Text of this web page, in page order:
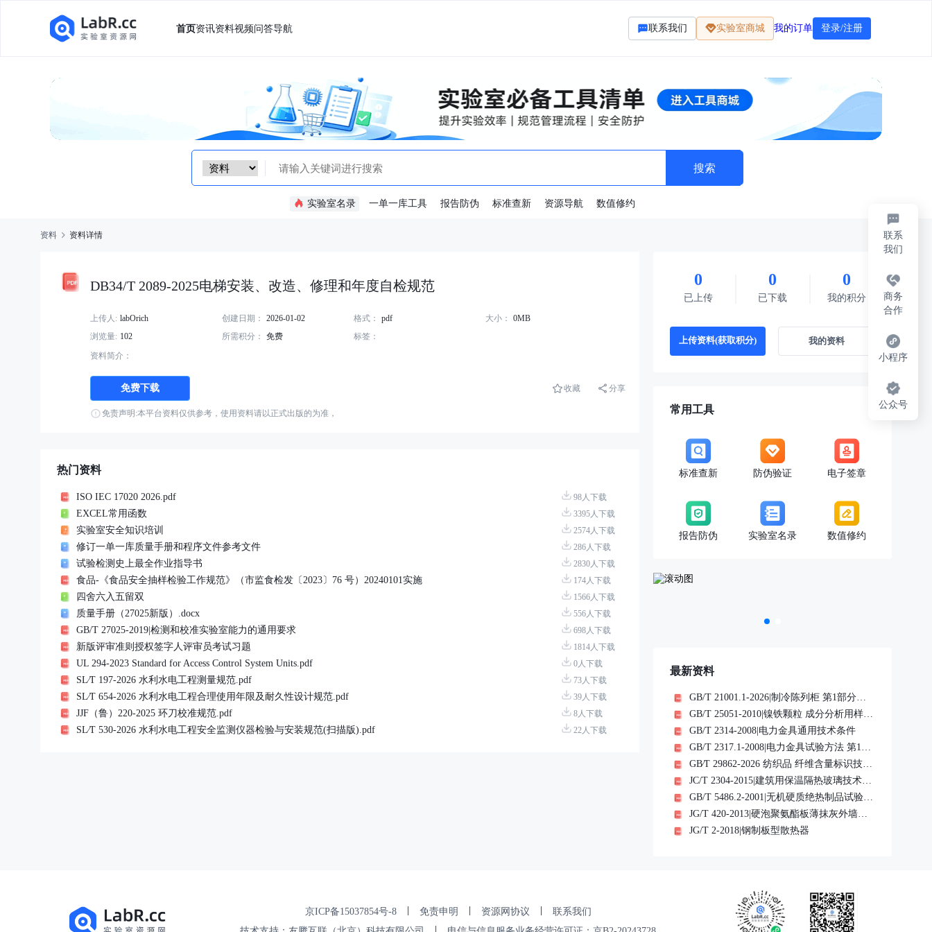
首页资讯资料视频问答导航 联系我们 实验室商城 我的订单 登录/注册
实验室名录 一单一库工具 报告防伪 标准查新 资源导航 数值修约
资料 资料详情
DB34/T 2089-2025电梯安装、改造、修理和年度自检规范
上传人: labOrich 创建日期： 2026-01-02 格式： pdf 大小：
0MB
浏览量: 102 所需积分： 免费
标签：
资料简介：
免费下载 收藏 分享
免责声明:本平台资料仅供参考，使用资料请以正式出版的为准，
热门资料
ISO IEC 17020 2026.pdf 98人下载
EXCEL常用函数 3395人下载
实验室安全知识培训 2574人下载
修订一单一库质量手册和程序文件参考文件 286人下载
试验检测史上最全作业指导书 2830人下载
食品-《食品安全抽样检验工作规范》（市监食检发〔2023〕76 号）20240101实施 174人下载
四舍六入五留双 1566人下载
质量手册（27025新版）.docx 556人下载
GB/T 27025-2019|检测和校准实验室能力的通用要求 698人下载
新版评审准则授权签字人评审员考试习题 1814人下载
UL 294-2023 Standard for Access Control System Units.pdf 0人下载
SL∕T 197-2026 水利水电工程测量规范.pdf 73人下载
SL∕T 654-2026 水利水电工程合理使用年限及耐久性设计规范.pdf 39人下载
JJF（鲁）220-2025 环刀校准规范.pdf 8人下载
SL∕T 530-2026 水利水电工程安全监测仪器检验与安装规范(扫描版).pdf 22人下载
0
已上传
0
已下载
0
我的积分
上传资料(获取积分) 我的资料
常用工具
标准查新 防伪验证 电子签章
报告防伪 实验室名录 数值修约
最新资料
GB/T 21001.1-2026|制冷陈列柜 第1部分：术语
GB/T 25051-2010|镍铁颗粒 成分分析用样品的采取
GB/T 2314-2008|电力金具通用技术条件
GB/T 2317.1-2008|电力金具试验方法 第1部分：机械试验
GB∕T 29862-2026 纺织品 纤维含量标识技术规范.pdf
JC/T 2304-2015|建筑用保温隔热玻璃技术条件
GB/T 5486.2-2001|无机硬质绝热制品试验方法 力学性能
JG/T 420-2013|硬泡聚氨酯板薄抹灰外墙外保温系统材料
JG/T 2-2018|钢制板型散热器
京ICP备15037854号-8 免责申明 资源网协议
联系我们
联系
我们
商务
合作
小程序
公众号